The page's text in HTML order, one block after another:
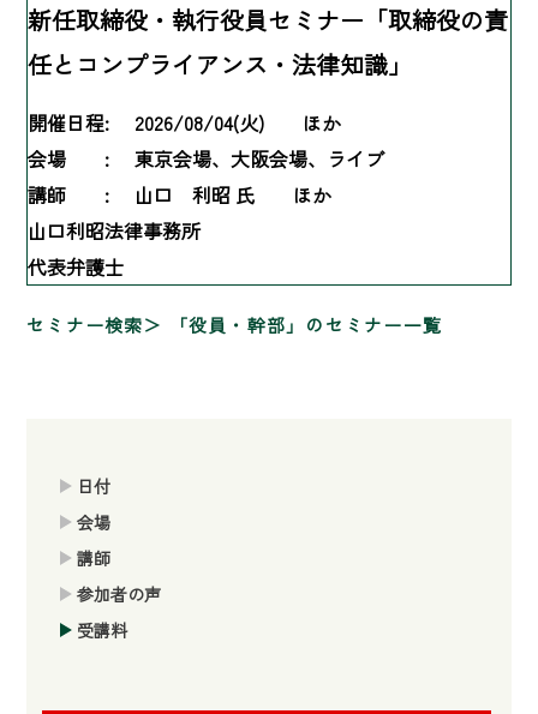
日付
会場
講師
参加者の声
受講料
新任取締役・執行役員セミナー「取締役の責
任とコンプライアンス・法律知識」
開催日程:
2026/08/04(火) ほか
会場 :
東京会場、大阪会場、ライブ
講師 :
山口 利昭 氏 ほか
山口利昭法律事務所
代表弁護士
セミナー検索 「役員・幹部」のセミナー一覧